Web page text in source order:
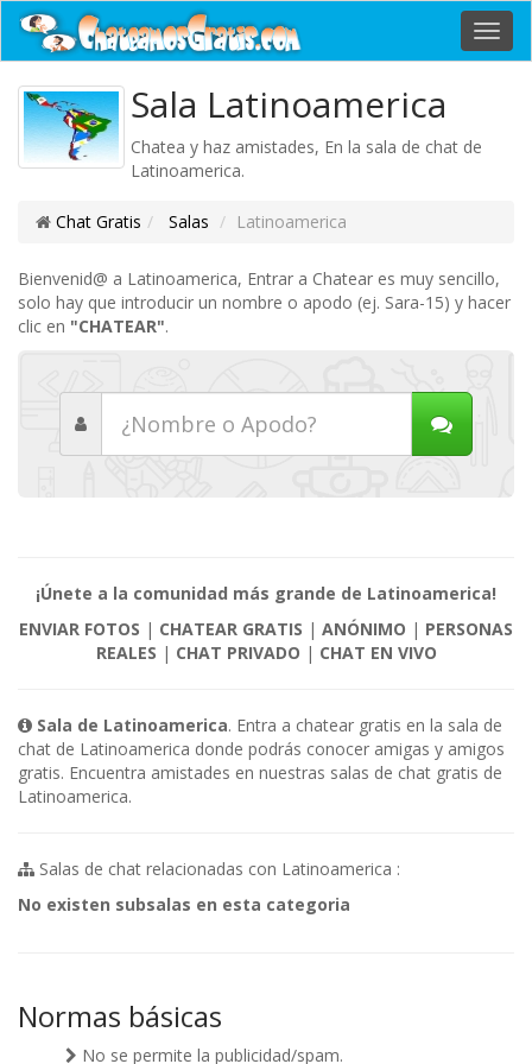
Sala Latinoamerica
Chatea y haz amistades, En la sala de chat de
Latinoamerica.
Chat Gratis Salas Latinoamerica
Bienvenid@ a Latinoamerica, Entrar a Chatear es muy sencillo,
solo hay que introducir un nombre o apodo (ej. Sara-15) y hacer
clic en "CHATEAR".
¡Únete a la comunidad más grande de Latinoamerica!
ENVIAR FOTOS | CHATEAR GRATIS | ANÓNIMO | PERSONAS
REALES | CHAT PRIVADO | CHAT EN VIVO
Sala de Latinoamerica. Entra a chatear gratis en la sala de
chat de Latinoamerica donde podrás conocer amigas y amigos
gratis. Encuentra amistades en nuestras salas de chat gratis de
Latinoamerica.
Salas de chat relacionadas con Latinoamerica :
No existen subsalas en esta categoria
Normas básicas
No se permite la publicidad/spam.